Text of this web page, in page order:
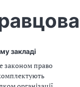
закладі
законом право